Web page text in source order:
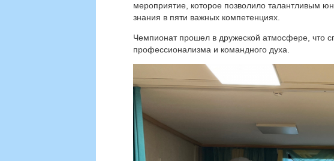
мероприятие, которое позволило талантливым
знания в пяти важных компетенциях.
Чемпионат прошел в дружеской атмосфере, что
профессионализма и командного духа.